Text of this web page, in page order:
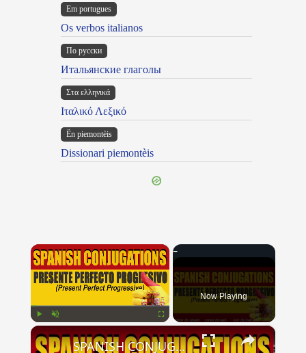
Em portugues
Os verbos italianos
По русски
Итальянские глаголы
Στα ελληνικά
Ιταλικό Λεξικό
Ën piemontèis
Dissionari piemontèis
×
Now Playing
×
SPANISH CONJUGATIONS: Present Perfect Progressive (Presente Perfecto Progresivo)